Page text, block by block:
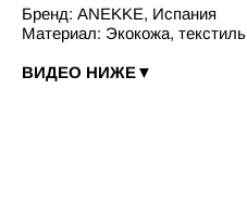
Бренд: ANEKKE, Испания
Материал: Экокожа, текстиль
ВИДЕО НИЖЕ▼